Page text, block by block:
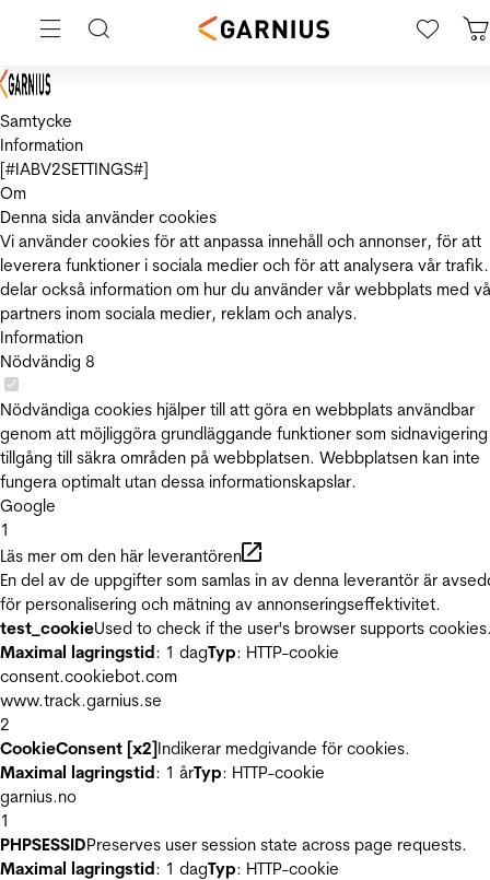
Samtycke
Information
[#IABV2SETTINGS#]
Om
Denna sida använder cookies
Vi använder cookies för att anpassa innehåll och annonser, för att
leverera funktioner i sociala medier och för att analysera vår
delar också information om hur du använder vår webbplats med
partners inom sociala medier, reklam och analys.
Information
Nödvändig 8
Nödvändiga cookies hjälper till att göra en webbplats användbar
genom att möjliggöra grundläggande funktioner som
tillgång till säkra områden på webbplatsen. Webbplatsen kan inte
fungera optimalt utan dessa informationskapslar.
Google
1
Läs mer om den här leverantören
En del av de uppgifter som samlas in av denna leverantör är
för personalisering och mätning av annonseringseffektivitet.
test_cookieUsed to check if the user's browser supports
Maximal lagringstid: 1 dagTyp: HTTP-cookie
consent.cookiebot.com
www.track.garnius.se
2
CookieConsent [x2]Indikerar medgivande för cookies.
Maximal lagringstid: 1 årTyp: HTTP-cookie
garnius.no
1
PHPSESSIDPreserves user session state across page requests.
Maximal lagringstid: 1 dagTyp: HTTP-cookie